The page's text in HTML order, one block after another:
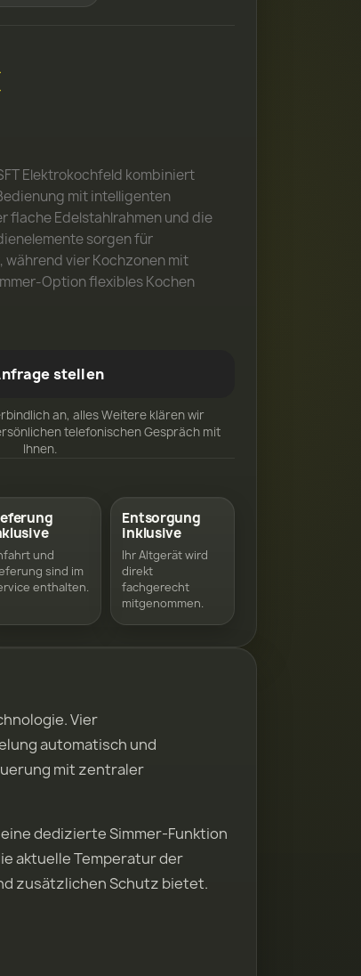
Elektrokochfeld kombiniert
mit intelligenten
flache Edelstahlrahmen und die
sorgen für
vier Kochzonen mit
Option flexibles Kochen
stellen
an, alles Weitere klären wir
telefonischen Gespräch mit
Ihnen.
und
sind im
enthalten.
Entsorgung
inklusive
Ihr Altgerät wird
direkt
fachgerecht
mitgenommen.
Vier
automatisch und
mit zentraler
dedizierte Simmer-Funktion
aktuelle Temperatur der
zusätzlichen Schutz bietet.